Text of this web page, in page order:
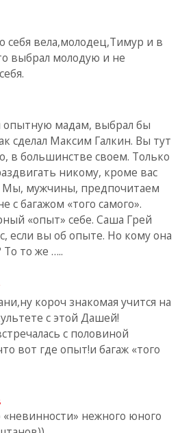
себя вела,молодец,Тимур и в
выбрал молодую и не
опытную мадам, выбрал бы
сделал Максим Галкин. Вы тут
в большинстве своем. Только
никому, кроме вас
Мы, мужчины, предпочитаем
с багажом «того самого».
«опыт» себе. Саша Грей
если вы об опыте. Но кому она
То то же …..
короч знакомая учится на
с этой Дашей!
с половиной
вот где опыт!и багаж «того
«невинности» нежного юного